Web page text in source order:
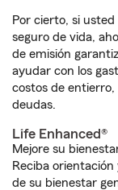
Por cierto, si
seguro de vida,
de emisión
ayudar con los
costos de
deudas.
Life Enhanced®
Mejore su
Reciba
de su bienestar